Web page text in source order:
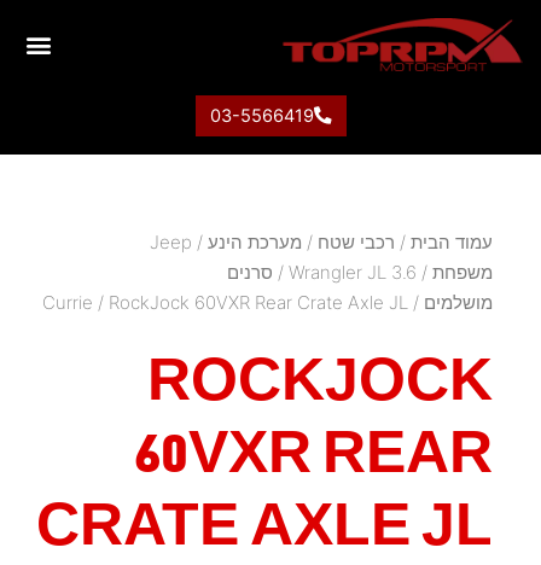
03-5566419
עמוד הבית / רכבי שטח / מערכת הינע /
Jeep
משפחת /
Wrangler JL 3.6
/ סרנים
מושלמים /
Currie / RockJock 60VXR Rear Crate Axle JL
ROCKJOCK
60VXR REAR
CRATE AXLE JL